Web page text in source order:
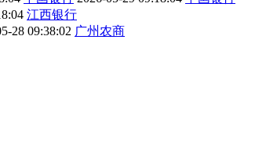
江西银行
28 09:38:02 广州农商